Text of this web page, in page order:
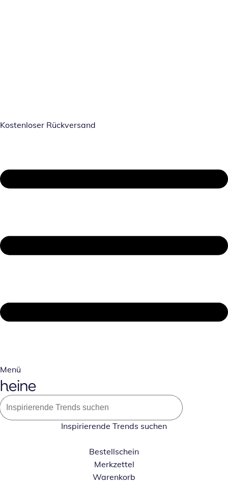
Kostenloser Rückversand
Menü
Inspirierende Trends suchen
Bestellschein
Merkzettel
Warenkorb